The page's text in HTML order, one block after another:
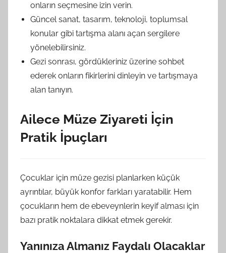
onların seçmesine izin verin.
Güncel sanat, tasarım, teknoloji, toplumsal
konular gibi tartışma alanı açan sergilere
yönelebilirsiniz.
Gezi sonrası, gördükleriniz üzerine sohbet
ederek onların fikirlerini dinleyin ve tartışmaya
alan tanıyın.
Ailece Müze Ziyareti İçin
Pratik İpuçları
Çocuklar için müze gezisi planlarken küçük
ayrıntılar, büyük konfor farkları yaratabilir. Hem
çocukların hem de ebeveynlerin keyif alması için
bazı pratik noktalara dikkat etmek gerekir.
Yanınıza Almanız Faydalı Olacaklar